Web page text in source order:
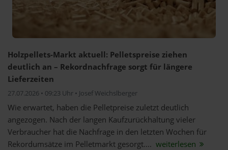
Holzpellets-Markt aktuell: Pelletspreise ziehen
deutlich an – Rekordnachfrage sorgt für längere
Lieferzeiten
27.07.2026 • 09:23 Uhr • Josef Weichslberger
Wie erwartet, haben die Pelletpreise zuletzt deutlich
angezogen. Nach der langen Kaufzurückhaltung vieler
Verbraucher hat die Nachfrage in den letzten Wochen für
Rekordumsätze im Pelletmarkt gesorgt.... weiterlesen